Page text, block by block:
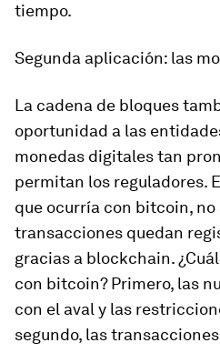
tiempo.
Segunda aplicación: las
La cadena de bloques
oportunidad a las
monedas digitales tan
permitan los reguladores.
que ocurría con bitcoin,
transacciones quedan
gracias a blockchain.
con bitcoin? Primero, las
con el aval y las
segundo, las